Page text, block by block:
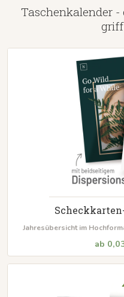
Taschenkalender
Jahresübersicht im
ab